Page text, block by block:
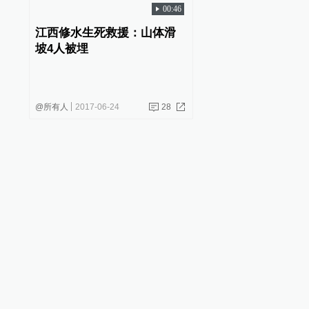
00:46
江西修水生死救援：山体滑
坡4人被埋
@所有人 2017-06-24 28